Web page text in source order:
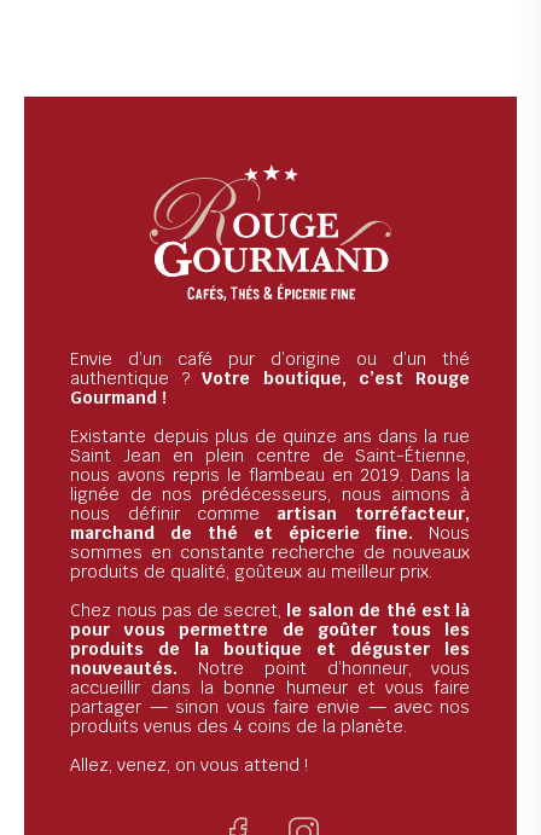
Envie d’un café pur d’origine ou d’un thé
authentique ?Votre boutique, c’est Rouge
Gourmand !
Existante depuis plus de quinze ans dans la rue
Saint Jean en plein centre de Saint-Étienne,
nous avons repris le flambeau en 2019. Dans la
lignée de nos prédécesseurs, nous aimons à
nous définir comme artisan torréfacteur,
marchand de thé et épicerie fine. Nous
sommes en constante recherche de nouveaux
produits de qualité, goûteux au meilleur prix.
Chez nous pas de secret, le salon de thé est là
pour vous permettre de goûter tous les
produits de la boutique et déguster les
nouveautés. Notre point d’honneur, vous
accueillir dans la bonne humeur et vous faire
partager — sinon vous faire envie — avec nos
produits venus des 4 coins de la planète.
Allez, venez, on vous attend !